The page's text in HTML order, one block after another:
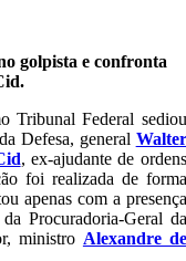
golpista e confronta
Tribunal Federal sediou
Defesa, general Walter
, ex-ajudante de ordens
foi realizada de forma
apenas com a presença
Procuradoria-Geral da
ministro Alexandre de